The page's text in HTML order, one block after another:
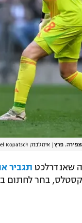
| אימג'בנק GettyImages, Daniel Kopatsch
שאנדרלכט תגביר
בחר לחתום